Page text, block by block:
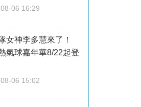
06 16:29
女神李多慧來了！
氣球嘉年華8/22起登
06 15:02